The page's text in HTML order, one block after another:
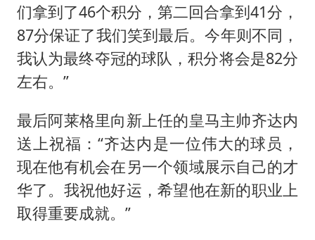
们拿到了46个积分，第二回合拿到41分，
87分保证了我们笑到最后。今年则不同，
我认为最终夺冠的球队，积分将会是82分
左右。”
最后阿莱格里向新上任的皇马主帅齐达内
送上祝福：“齐达内是一位伟大的球员，
现在他有机会在另一个领域展示自己的才
华了。我祝他好运，希望他在新的职业上
取得重要成就。”